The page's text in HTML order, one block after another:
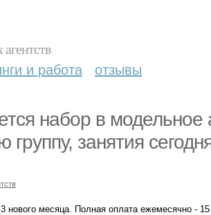
и работа отзывы
набор в модельное
группу, занятия
нового месяца. Полная оплата ежемесячно - 15